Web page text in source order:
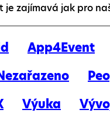
zajímavá jak pro
App4Event
Výuka